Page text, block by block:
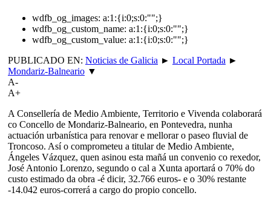
wdfb_og_images: a:1:{i:0;s:0:"";}
wdfb_og_custom_name: a:1:{i:0;s:0:"";}
wdfb_og_custom_value: a:1:{i:0;s:0:"";}
PUBLICADO EN: Noticias de Galicia ► Local Portada ►
Mondariz-Balneario ▼
A-
A+
A Consellería de Medio Ambiente, Territorio e Vivenda colaborará
co Concello de Mondariz-Balneario, en Pontevedra, nunha
actuación urbanística para renovar e mellorar o paseo fluvial de
Troncoso. Así o comprometeu a titular de Medio Ambiente,
Ángeles Vázquez, quen asinou esta mañá un convenio co rexedor,
José Antonio Lorenzo, segundo o cal a Xunta aportará o 70% do
custo estimado da obra -é dicir, 32.766 euros- e o 30% restante
-14.042 euros-correrá a cargo do propio concello.